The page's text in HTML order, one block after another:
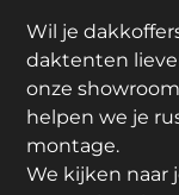
Wil je
daktenten
onze
helpen we je
montage.
We kijken naar